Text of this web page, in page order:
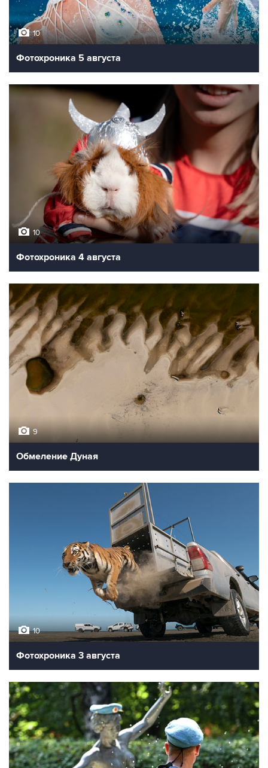
10
Фотохроника 5 августа
10
Фотохроника 4 августа
9
Обмеление Дуная
10
Фотохроника 3 августа